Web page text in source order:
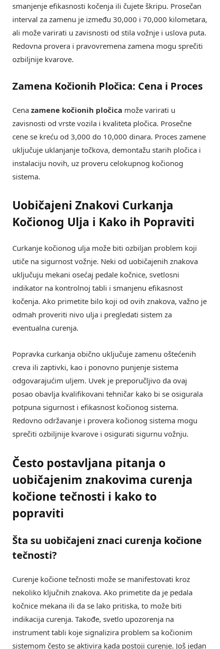
smanjenje efikasnosti kočenja ili čujete škripu. Prosečan
interval za zamenu je između 30,000 i 70,000 kilometara,
ali može varirati u zavisnosti od stila vožnje i uslova puta.
Redovna provera i pravovremena zamena mogu sprečiti
ozbiljnije kvarove.
Zamena Kočionih Pločica: Cena i Proces
Cena zamene kočionih pločica može varirati u
zavisnosti od vrste vozila i kvaliteta pločica. Prosečne
cene se kreću od 3,000 do 10,000 dinara. Proces zamene
uključuje uklanjanje točkova, demontažu starih pločica i
instalaciju novih, uz proveru celokupnog kočionog
sistema.
Uobičajeni Znakovi Curkanja
Kočionog Ulja i Kako ih Popraviti
Curkanje kočionog ulja može biti ozbiljan problem koji
utiče na sigurnost vožnje. Neki od uobičajenih znakova
uključuju mekani osećaj pedale kočnice, svetlosni
indikator na kontrolnoj tabli i smanjenu efikasnost
kočenja. Ako primetite bilo koji od ovih znakova, važno je
odmah proveriti nivo ulja i pregledati sistem za
eventualna curenja.
Popravka curkanja obično uključuje zamenu oštećenih
creva ili zaptivki, kao i ponovno punjenje sistema
odgovarajućim uljem. Uvek je preporučljivo da ovaj
posao obavlja kvalifikovani tehničar kako bi se osigurala
potpuna sigurnost i efikasnost kočionog sistema.
Redovno održavanje i provera kočionog sistema mogu
sprečiti ozbiljnije kvarove i osigurati sigurnu vožnju.
Često postavljana pitanja o
uobičajenim znakovima curenja
kočione tečnosti i kako to
popraviti
Šta su uobičajeni znaci curenja kočione
tečnosti?
Curenje kočione tečnosti može se manifestovati kroz
nekoliko ključnih znakova. Ako primetite da je pedala
kočnice mekana ili da se lako pritiska, to može biti
indikacija curenja. Takođe, svetlo upozorenja na
instrument tabli koje signalizira problem sa kočionim
sistemom često se aktivira kada postoji curenje. Još jedan